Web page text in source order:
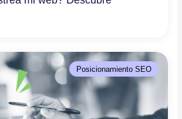
Posicionamiento SEO